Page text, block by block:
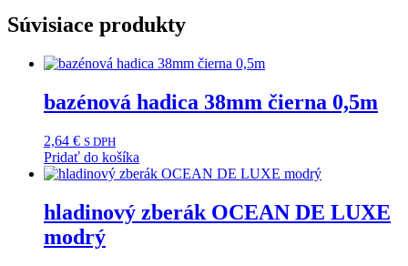
Súvisiace produkty
bazénová hadica 38mm čierna 0,5m
2,64 € S DPH
Pridať do košíka
hladinový zberák OCEAN DE LUXE
modrý